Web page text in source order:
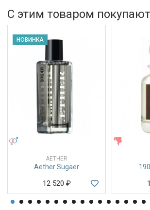
С этим товаром покупают
НОВИНКА
AETHER
Aether Sugaer
12 520 ₽